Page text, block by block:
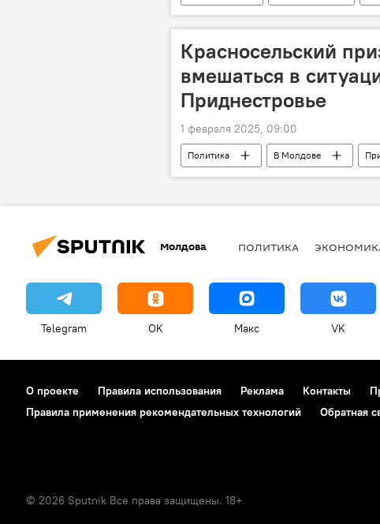
Красносельский
вмешаться в
Приднестровье
1 февраля 2025, 09:00
Политика В Молдове
Урсула фон дер Ляйен
Молдова ПОЛИТИКА
Telegram OK Макс VK
О проекте Правила использования Реклама Контакты
Правила применения рекомендательных технологий
Обратная
© 2026 Sputnik Все права защищены. 18+